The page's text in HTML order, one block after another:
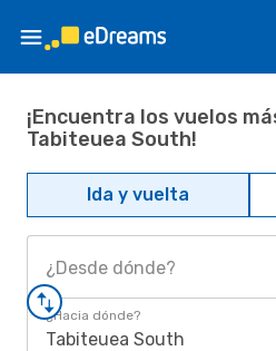
¡Encuentra los vuelos
Tabiteuea South!
Ida y vuelta
¿Desde dónde?
¿Hacia dónde?
Tabiteuea South